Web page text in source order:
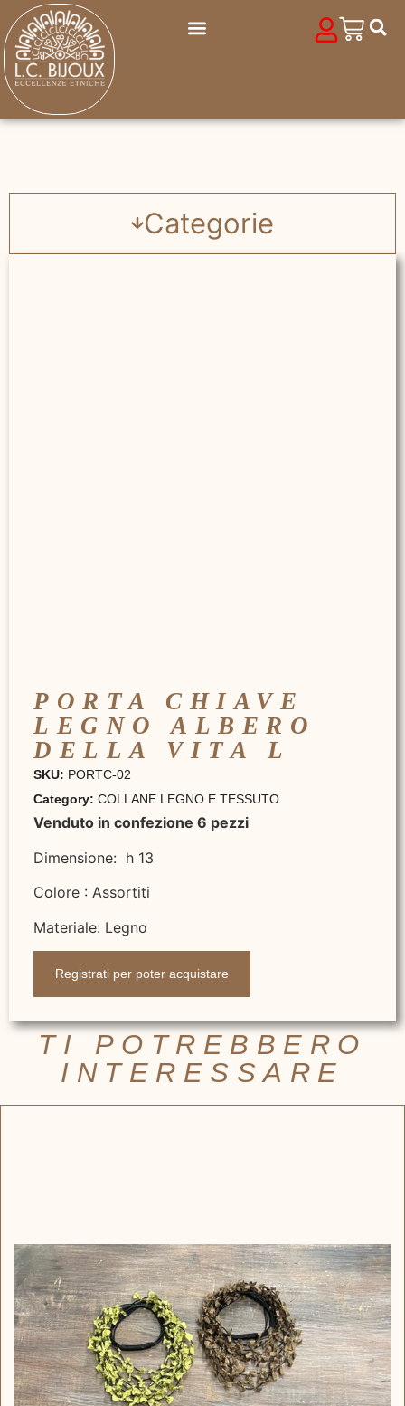
Categorie
PORTA CHIAVE
LEGNO ALBERO
DELLA VITA L
SKU: PORTC-02
Category: COLLANE LEGNO E TESSUTO
Venduto in confezione 6 pezzi
Dimensione: h 13
Colore : Assortiti
Materiale: Legno
Registrati per poter acquistare
TI POTREBBERO
INTERESSARE